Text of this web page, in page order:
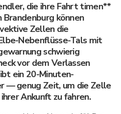
die ihre Fahrt timen**
können
Zellen die
Nebenflüsse-Tals mit
schwierig
vor dem Verlassen
ein 20-Minuten-
— genug Zeit, um die Zelle
Ankunft zu fahren.